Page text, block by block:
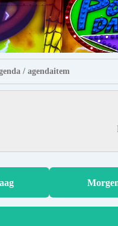
/ agendaitem